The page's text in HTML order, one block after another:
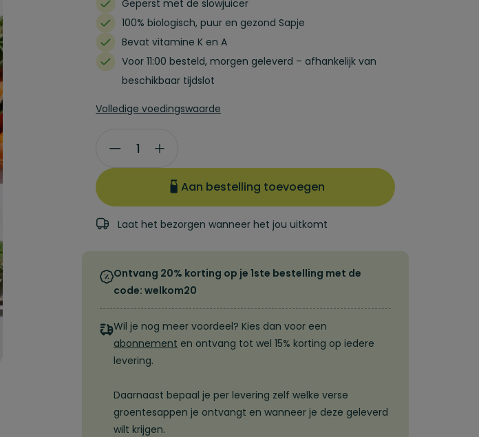
Geperst met de slowjuicer
100% biologisch, puur en gezond Sapje
Bevat vitamine K en A
Voor 11:00 besteld, morgen geleverd – afhankelijk van
beschikbaar tijdslot
Volledige voedingswaarde
Fresh
Laat het bezorgen wanneer het jou uitkomt
Ontvang 20% korting op je 1ste bestelling met de
code: welkom20
Wil je nog meer voordeel? Kies dan voor een
abonnement en ontvang tot wel 15% korting op iedere
levering.
Daarnaast bepaal je per levering zelf welke verse
groentesappen je ontvangt en wanneer je deze geleverd
wilt krijgen.